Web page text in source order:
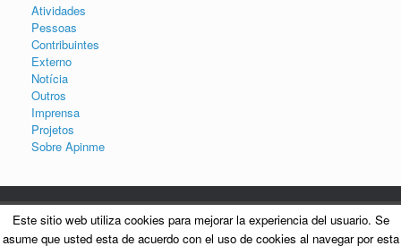
Este sitio web utiliza cookies para mejorar la experiencia del usuario. Se
asume que usted esta de acuerdo con el uso de cookies al navegar por esta
Atividades
Pessoas
Contribuintes
Externo
Notícia
Outros
Imprensa
Projetos
Sobre Apinme
Copyright © 2015 - APINME: Associação para a Investigação para a